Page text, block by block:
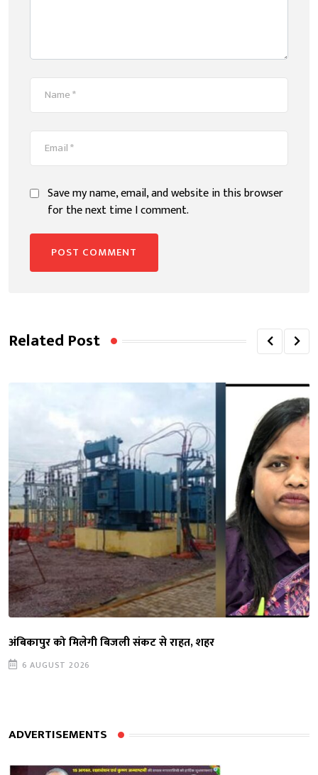
Save my name, email, and website in this browser
for the next time I comment.
Related Post
अंबिकापुर को मिलेगी बिजली संकट से राहत, शहर
6 AUGUST 2026
ADVERTISEMENTS